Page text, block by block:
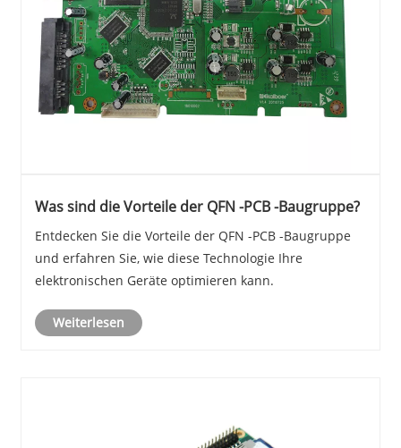
Was sind die Vorteile der QFN -PCB -Baugruppe?
Entdecken Sie die Vorteile der QFN -PCB -Baugruppe
und erfahren Sie, wie diese Technologie Ihre
elektronischen Geräte optimieren kann.
Weiterlesen